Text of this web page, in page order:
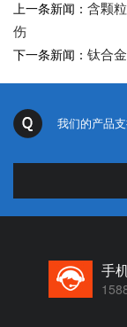
上一条新闻： 含颗
伤
下一条新闻： 钛合
我们的产品
手